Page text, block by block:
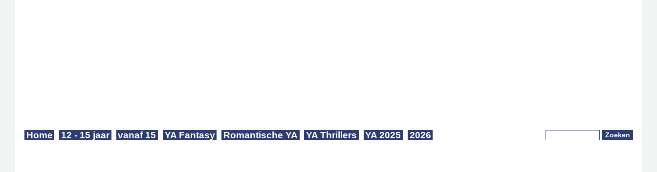
Home 12 - 15 jaar vanaf 15 YA Fantasy Romantische YA YA Thrillers YA 2025 2026